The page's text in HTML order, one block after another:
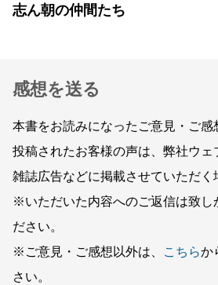
志ん朝の仲間たち
感想を送る
本書をお読みになったご意見・ご感
投稿されたお客様の声は、弊社ウェ
雑誌広告などに掲載させていただく
※いただいた内容へのご返信は致し
ださい。
※ご意見・ご感想以外は、
こちらか
さい。